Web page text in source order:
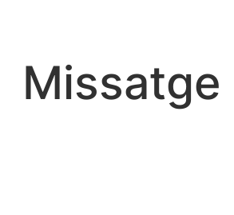
contingut
Missatge